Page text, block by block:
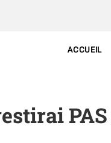
ACCUEIL